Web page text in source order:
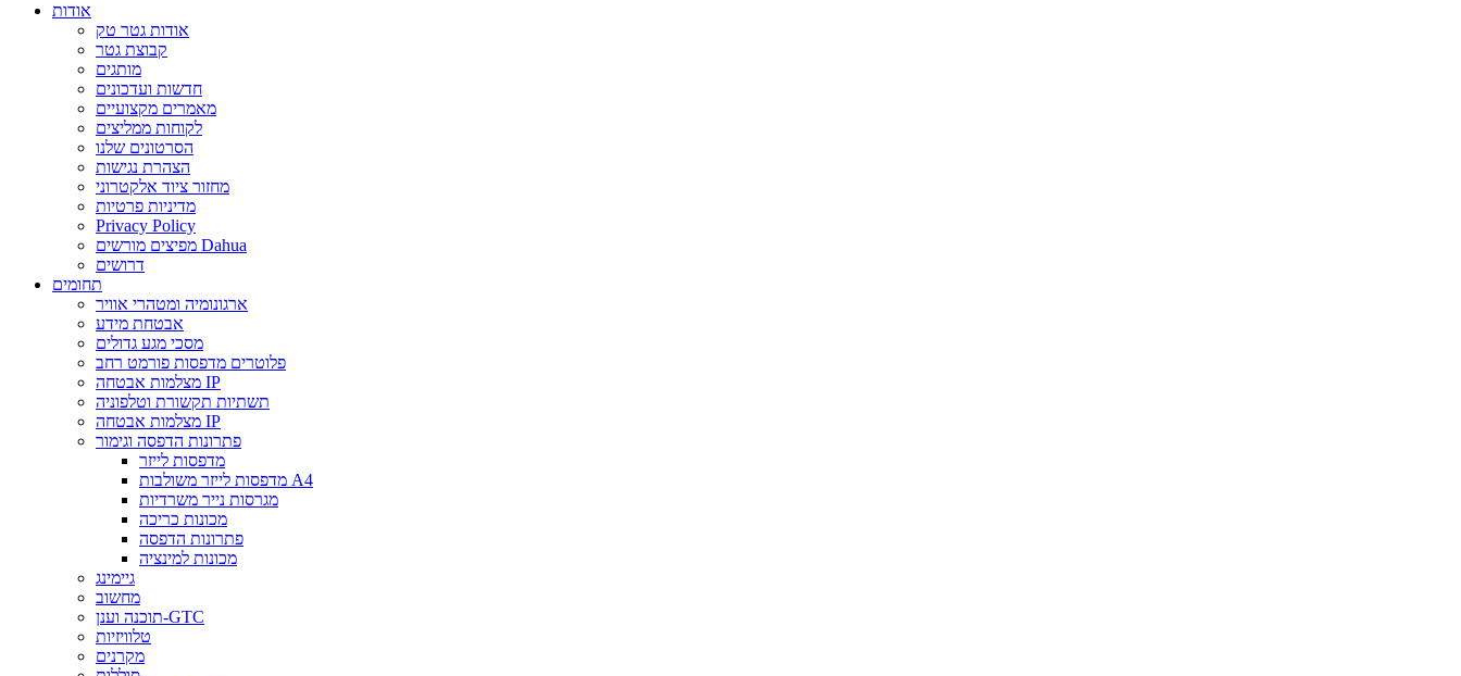
אודות
אודות גטר טק
קבוצת גטר
מותגים
חדשות ועדכונים
מאמרים מקצועיים
לקוחות ממליצים
הסרטונים שלנו
הצהרת נגישות
מחזור ציוד אלקטרוני
מדיניות פרטיות
Privacy Policy
מפיצים מורשים Dahua
דרושים
תחומים
ארגונומיה ומטהרי אוויר
אבטחת מידע
מסכי מגע גדולים
פלוטרים מדפסות פורמט רחב
מצלמות אבטחה IP
תשתיות תקשורת וטלפוניה
מצלמות אבטחה IP
פתרונות הדפסה וגימור
מדפסות לייזר
מדפסות לייזר משולבות A4
מגרסות נייר משרדיות
מכונות כריכה
פתרונות הדפסה
מכונות למינציה
גיימינג
מחשוב
תוכנה וענן-GTC
טלוויזיות
מקרנים